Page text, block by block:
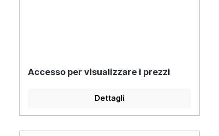
Accesso per visualizzare i prezzi
Dettagli